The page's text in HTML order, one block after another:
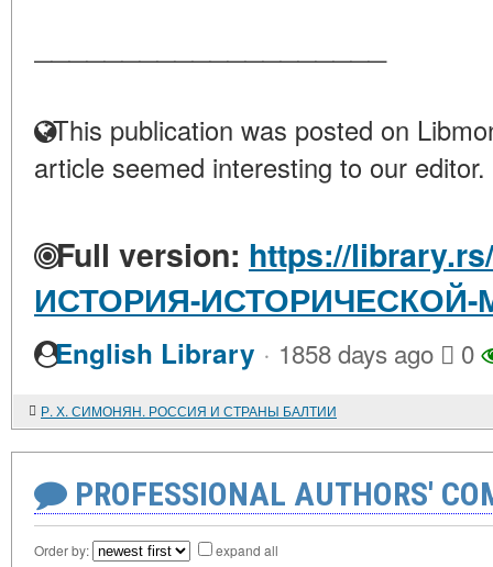
This publication was posted on
article seemed interesting to our editor.
Full version: https://
ИСТОРИЯ-ИСТОРИЧЕСКОЙ-
English Library · 1858 days ago 0
Р. Х. СИМОНЯН. РОССИЯ И СТРАНЫ БАЛТИИ
PROFESSIONAL AUTHORS'
Order by: expand all